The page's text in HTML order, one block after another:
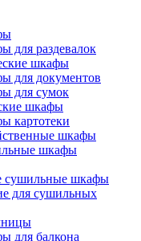
для раздевалок
шкафы
для документов
для сумок
шкафы
картотеки
шкафы
шкафы
сушильные шкафы
для сушильных
для балкона